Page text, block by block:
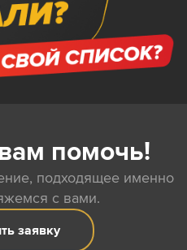
помочь!
подходящее именно
с вами.
заявку